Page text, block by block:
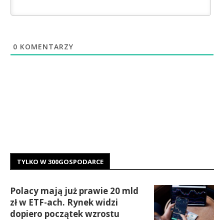
0 KOMENTARZY
TYLKO W 300GOSPODARCE
Polacy mają już prawie 20 mld
zł w ETF-ach. Rynek widzi
dopiero początek wzrostu